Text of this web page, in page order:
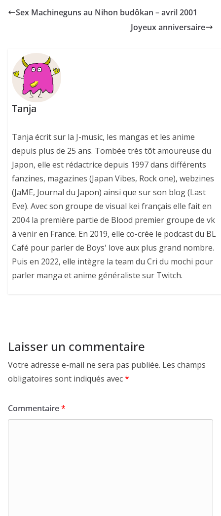
Sex Machineguns au Nihon budôkan – avril 2001
Joyeux anniversaire
Tanja
Tanja écrit sur la J-music, les mangas et les anime
depuis plus de 25 ans. Tombée très tôt amoureuse du
Japon, elle est rédactrice depuis 1997 dans différents
fanzines, magazines (Japan Vibes, Rock one), webzines
(JaME, Journal du Japon) ainsi que sur son blog (Last
Eve). Avec son groupe de visual kei français elle fait en
2004 la première partie de Blood premier groupe de vk
à venir en France. En 2019, elle co-crée le podcast du BL
Café pour parler de Boys' love aux plus grand nombre.
Puis en 2022, elle intègre la team du Cri du mochi pour
parler manga et anime généraliste sur Twitch.
Laisser un commentaire
Votre adresse e-mail ne sera pas publiée. Les champs
obligatoires sont indiqués avec*
Commentaire*